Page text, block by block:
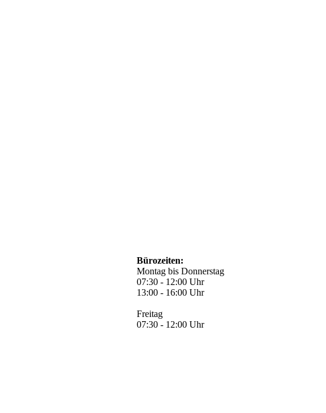
Bürozeiten:
Montag bis Donnerstag
07:30 - 12:00 Uhr
13:00 - 16:00 Uhr
Freitag
07:30 - 12:00 Uhr